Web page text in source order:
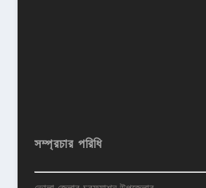
সম্প্রচার পরিধি